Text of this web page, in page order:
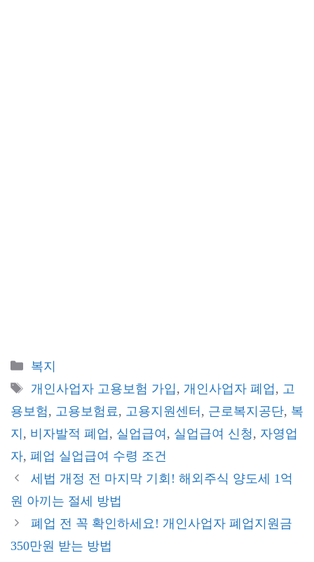
카
테
리
복지
태
그
개인사업자 고용보험 가입 , 개인사업자 폐업 , 고
용보험 , 고용보험료 , 고용지원센터 , 근로복지공단, 복
지 , 비자발적 폐업 , 실업급여 , 실업급여 신청, 자영업
자, 폐업 실업급여 수령 조건
세법 개정 전 마지막 기회! 해외주식 양도세 1억
원 아끼는 절세 방법
폐업 전 꼭 확인하세요! 개인사업자 폐업지원금
350만원 받는 방법